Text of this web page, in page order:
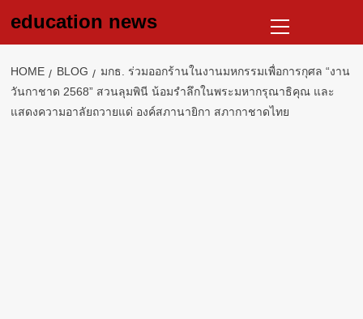
education news
Menu
HOME BLOG
มกธ. ร่วมออกร้านในงานมหกรรมเพื่อการกุศล “งาน
วันกาชาด 2568” สวนลุมพินี น้อมรำลึกในพระมหากรุณาธิคุณ และ
แสดงความอาลัยถวายแด่ องค์สภานายิกา สภากาชาดไทย